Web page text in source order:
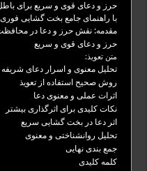
حرز و دعای قوی و سریع برای
با راهنمای جامع بخت گشایی
مقدمه: نقش حرز و دعا در
حرز و دعای قوی و سریع
متن تعویذ:
تحلیل معنوی و اسرار دعای شریفه
روش صحیح استفاده از تعویذ
اثرات عملی و معنوی دعا
نکات کلیدی برای اثرگذاری بیشتر
اثر دعا در بخت گشایی سریع
تحلیل روانشناختی و معنوی
جمع بندی نهایی
کلمه کلیدی